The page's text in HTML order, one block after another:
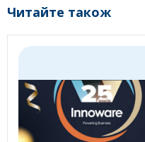
Читайте також